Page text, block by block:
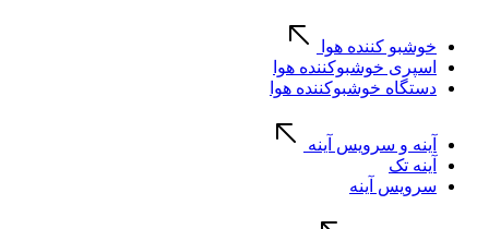
خوشبو کننده هوا
اسپری خوشبوکننده هوا
دستگاه خوشبوکننده هوا
آینه و سرویس آینه
آینه تک
سرویس آینه